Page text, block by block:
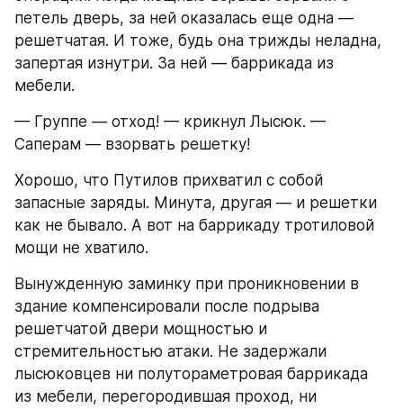
петель дверь, за ней оказалась еще одна —
решетчатая. И тоже, будь она трижды неладна,
запертая изнутри. За ней — баррикада из
мебели.
— Группе — отход! — крикнул Лысюк. —
Саперам — взорвать решетку!
Хорошо, что Путилов прихватил с собой
запасные заряды. Минута, другая — и решетки
как не бывало. А вот на баррикаду тротиловой
мощи не хватило.
Вынужденную заминку при проникновении в
здание компенсировали после подрыва
решетчатой двери мощностью и
стремительностью атаки. Не задержали
лысюковцев ни полутораметровая баррикада
из мебели, перегородившая проход, ни